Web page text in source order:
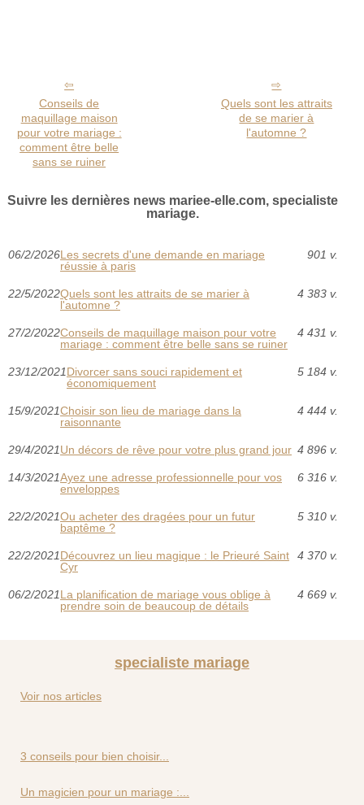
Conseils de
maquillage maison
pour votre mariage :
comment être belle
sans se ruiner
Quels sont les attraits
de se marier à
l'automne ?‎
Suivre les dernières news mariee-elle.com, specialiste
mariage.
06/2/2026Les secrets d'une demande en mariage
réussie à paris
901 v.
22/5/2022Quels sont les attraits de se marier à
l'automne ?‎
4 383 v.
27/2/2022Conseils de maquillage maison pour votre
mariage : comment être belle sans se ruiner
4 431 v.
23/12/2021Divorcer sans souci rapidement et
économiquement
5 184 v.
15/9/2021Choisir son lieu de mariage dans la
raisonnante
4 444 v.
29/4/2021Un décors de rêve pour votre plus grand jour 4 896 v.
14/3/2021Ayez une adresse professionnelle pour vos
enveloppes
6 316 v.
22/2/2021Ou acheter des dragées pour un futur
baptême ?
5 310 v.
22/2/2021Découvrez un lieu magique : le Prieuré Saint
Cyr
4 370 v.
06/2/2021La planification de mariage vous oblige à
prendre soin de beaucoup de détails
4 669 v.
specialiste mariage
Voir nos articles
3 conseils pour bien choisir...
Un magicien pour un mariage :...